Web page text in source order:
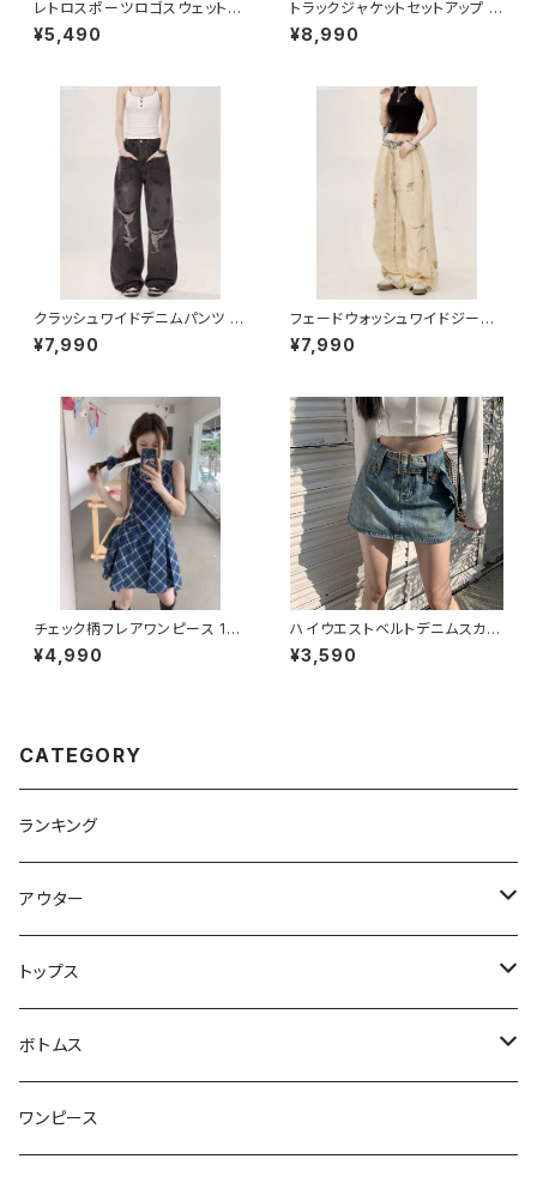
レトロスポーツロゴスウェットシ
ャツ 1013-240905011
¥5,490
トラックジャケットセットアップ 1
013-240905001set
¥8,990
クラッシュワイドデニムパンツ 1
013-240905002
¥7,990
フェードウォッシュワイドジーン
ズ 1013-240905005
¥7,990
チェック柄フレアワンピース 101
3-240806012
¥4,990
ハイウエストベルトデニムスカー
ト 1013-240806011
¥3,590
CATEGORY
ランキング
アウター
ジャケット・コート
トップス
スウェット・パーカー
カーディガン
ボトムス
スカート
ワンピース